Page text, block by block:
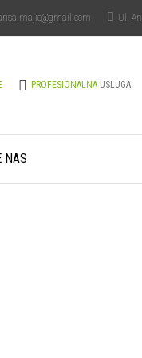
Ul.
PROFESIONALNA USLUGA
NAS